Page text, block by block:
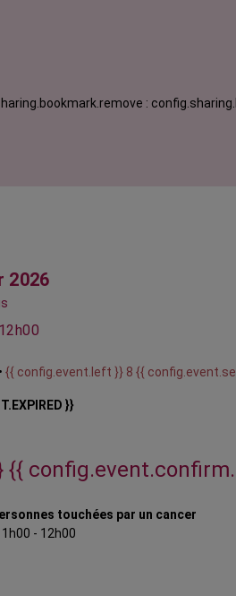
:
2026
{{ config.event.left }} 8 {{
}}
{{
touchées par un cancer
- 12h00